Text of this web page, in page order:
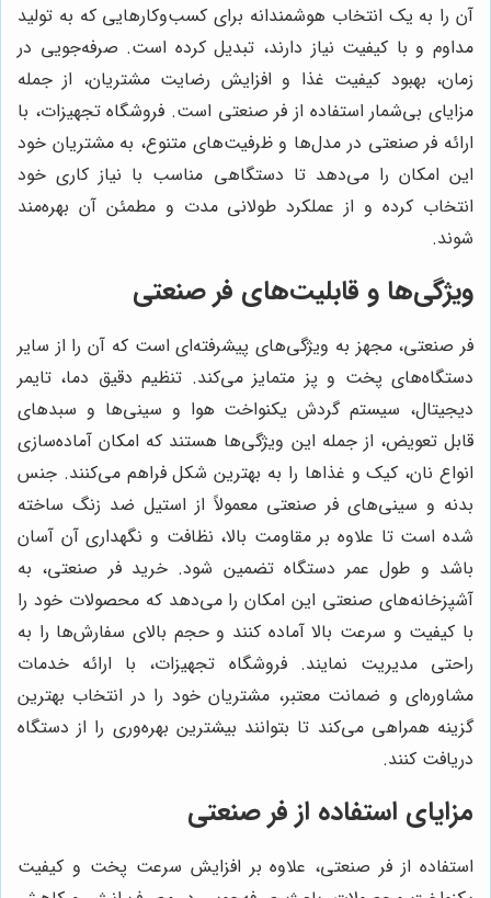
آن را به یک انتخاب هوشمندانه برای کسب‌وکارهایی که به تولید
مداوم و با کیفیت نیاز دارند، تبدیل کرده است. صرفه‌جویی در
زمان، بهبود کیفیت غذا و افزایش رضایت مشتریان، از جمله
مزایای بی‌شمار استفاده از فر صنعتی است. فروشگاه تجهیزات، با
ارائه فر صنعتی در مدل‌ها و ظرفیت‌های متنوع، به مشتریان خود
این امکان را می‌دهد تا دستگاهی مناسب با نیاز کاری خود
انتخاب کرده و از عملکرد طولانی مدت و مطمئن آن بهره‌مند
شوند.
ویژگی‌ها و قابلیت‌های فر صنعتی
فر صنعتی، مجهز به ویژگی‌های پیشرفته‌ای است که آن را از سایر
دستگاه‌های پخت و پز متمایز می‌کند. تنظیم دقیق دما، تایمر
دیجیتال، سیستم گردش یکنواخت هوا و سینی‌ها و سبدهای
قابل تعویض، از جمله این ویژگی‌ها هستند که امکان آماده‌سازی
انواع نان، کیک و غذاها را به بهترین شکل فراهم می‌کنند. جنس
بدنه و سینی‌های فر صنعتی معمولاً از استیل ضد زنگ ساخته
شده است تا علاوه بر مقاومت بالا، نظافت و نگهداری آن آسان
باشد و طول عمر دستگاه تضمین شود. خرید فر صنعتی، به
آشپزخانه‌های صنعتی این امکان را می‌دهد که محصولات خود را
با کیفیت و سرعت بالا آماده کنند و حجم بالای سفارش‌ها را به
راحتی مدیریت نمایند. فروشگاه تجهیزات، با ارائه خدمات
مشاوره‌ای و ضمانت معتبر، مشتریان خود را در انتخاب بهترین
گزینه همراهی می‌کند تا بتوانند بیشترین بهره‌وری را از دستگاه
دریافت کنند.
مزایای استفاده از فر صنعتی
استفاده از فر صنعتی، علاوه بر افزایش سرعت پخت و کیفیت